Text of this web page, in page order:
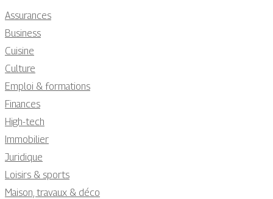
Assurances
Business
Cuisine
Culture
Emploi & formations
Finances
High-tech
Immobilier
Juridique
Loisirs & sports
Maison, travaux & déco